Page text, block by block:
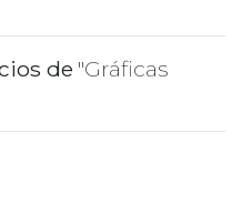
de "Gráficas